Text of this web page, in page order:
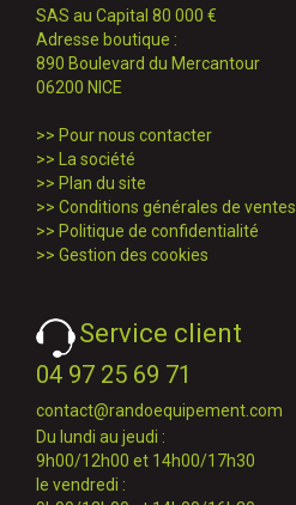
SAS au Capital 80 000 €
Adresse boutique :
890 Boulevard du Mercantour
06200 NICE
>> Pour nous contacter
>>
La société
>> Plan du site
>> Conditions générales de ventes
>> Politique de confidentialité
>> Gestion des cookies
Service client
04 97 25 69 71
contact@randoequipement.com
Du lundi au jeudi :
9h00/12h00 et 14h00/17h30
le vendredi :